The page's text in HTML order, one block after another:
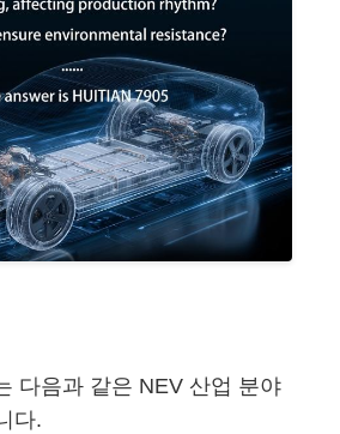
다음과 같은 NEV 산업 분야
다.